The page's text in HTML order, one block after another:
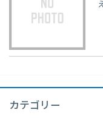
カテゴリー